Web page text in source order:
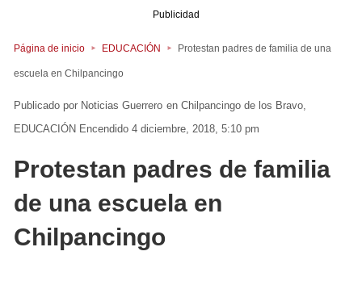
Publicidad
Página de inicio EDUCACIÓN Protestan padres de familia de una
escuela en Chilpancingo
Noticias Guerrero en Chilpancingo de los Bravo
EDUCACIÓN Encendido 4 diciembre, 2018, 5:10 pm
Protestan padres de familia
de una escuela en
Chilpancingo